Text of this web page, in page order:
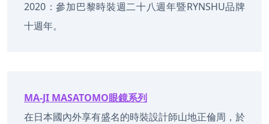
2020：參加巴黎時裝週二十八週年暨RYNSHU品牌
十週年。
MA-JI MASATOMO眼鏡系列
在日本國內外享有盛名的時裝設計師山地正倫周，於